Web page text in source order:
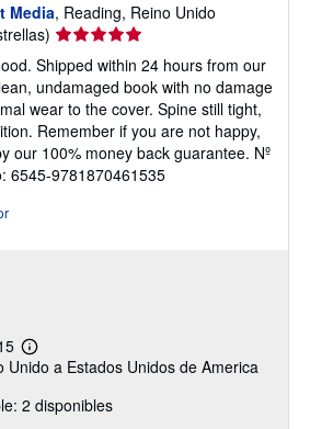
Media, Reading, Reino Unido
Calificación
del
vendedor:
5
de
5
estrellas
Shipped within 24 hours from our
undamaged book with no damage
wear to the cover. Spine still tight,
Remember if you are not happy,
our 100% money back guarantee. Nº
6545-9781870461535
Más
información
las
tarifas
Unido a Estados Unidos de America
2 disponibles